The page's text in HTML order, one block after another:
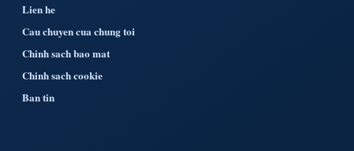
Lien he
Cau chuyen cua chung toi
Chinh sach bao mat
Chinh sach cookie
Ban tin